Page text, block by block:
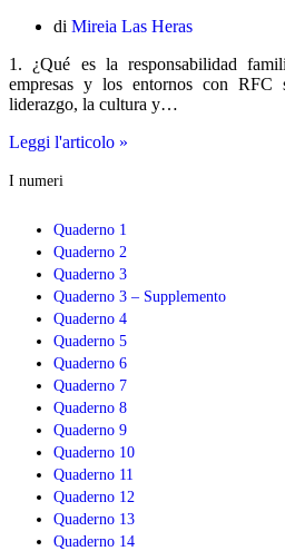
produttività
reti
territoriali
di Mireia Las Heras
1. ¿Qué es la responsabilidad
empresas y los entornos con
liderazgo, la cultura y…
Leggi l'articolo »
I numeri
Quaderno 1
Quaderno 2
Quaderno 3
Quaderno 3 – Supplemento
Quaderno 4
Quaderno 5
Quaderno 6
Quaderno 7
Quaderno 8
Quaderno 9
Quaderno 10
Quaderno 11
Quaderno 12
Quaderno 13
Quaderno 14